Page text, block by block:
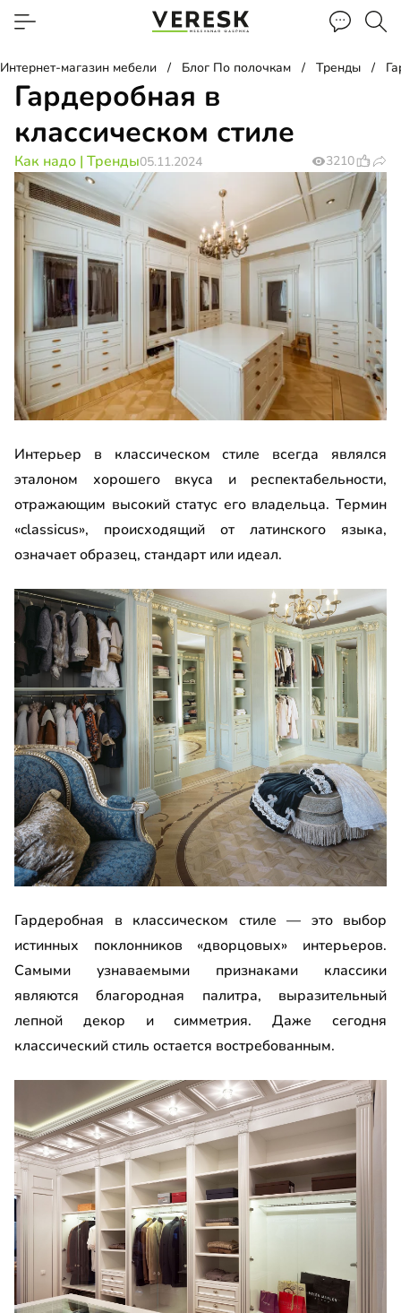
Интернет-магазин мебели Блог По полочкам Тренды
Как надо | Тренды05.11.2024 3210
Гардеробная в
классическом стиле
Интерьер в классическом стиле всегда являлся
эталоном хорошего вкуса и респектабельности,
отражающим высокий статус его владельца. Термин
«classicus», происходящий от латинского языка,
означает образец, стандарт или идеал.
Гардеробная в классическом стиле — это выбор
истинных поклонников «дворцовых» интерьеров.
Самыми узнаваемыми признаками классики
являются благородная палитра, выразительный
лепной декор и симметрия. Даже сегодня
классический стиль остается востребованным.